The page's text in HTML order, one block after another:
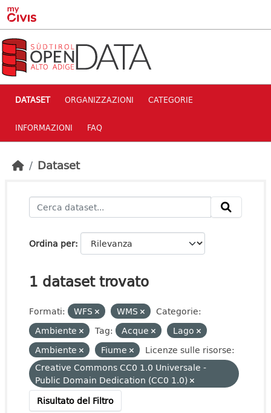
Skip to main content
DATASET ORGANIZZAZIONI CATEGORIE
INFORMAZIONI FAQ
Dataset
Ordina per
1 dataset trovato
Formati: WFS WMS
Categorie:
Ambiente
Tag: Acque
Lago
Ambiente
Fiume
Licenze sulle risorse:
Creative Commons CC0 1.0 Universale -
Public Domain Dedication (CC0 1.0)
Risultato del Filtro